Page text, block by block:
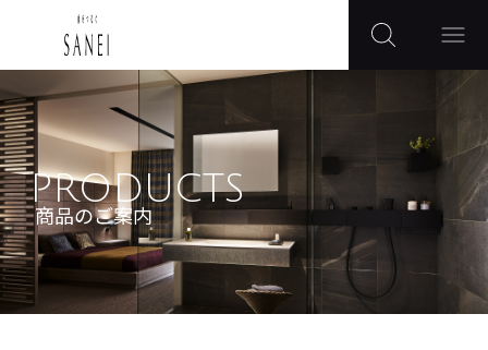
PRODUCTS
商品のご案内